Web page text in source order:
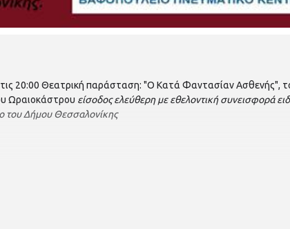
20:00 Θεατρική παράσταση: "Ο Κατά Φαντασίαν Ασθενής",
Ωραιοκάστρου είσοδος ελεύθερη με εθελοντική συνεισφορά
του Δήμου Θεσσαλονίκης